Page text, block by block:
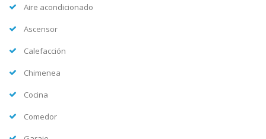
Aire acondicionado
Ascensor
Calefacción
Chimenea
Cocina
Comedor